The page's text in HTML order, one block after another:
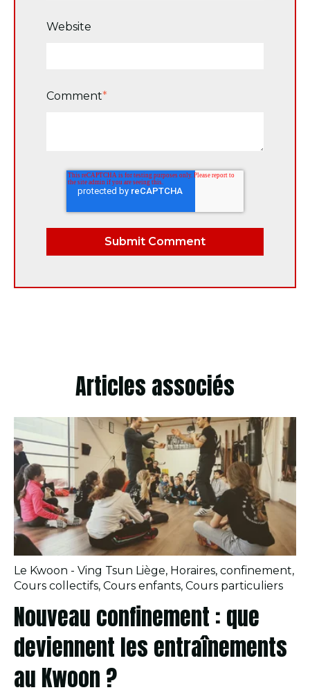
Website
Comment*
Articles associés
Le Kwoon - Ving Tsun Liège, Horaires, confinement,
Cours collectifs, Cours enfants, Cours particuliers
Nouveau confinement : que
deviennent les entraînements
au Kwoon ?